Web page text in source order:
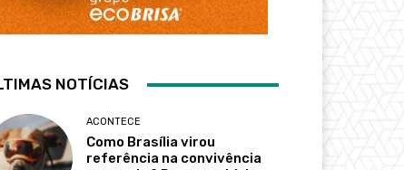
NOTÍCIAS
ACONTECE
Como Brasília virou
referência na convivência